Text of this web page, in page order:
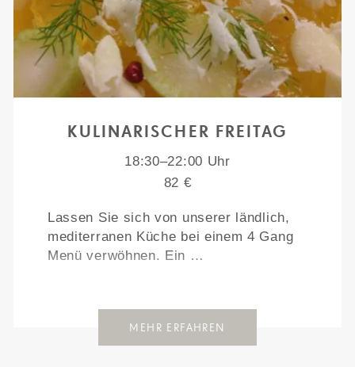
KULINARISCHER FREITAG
18:30–22:00 Uhr
82 €
Lassen Sie sich von unserer ländlich,
mediterranen Küche bei einem 4 Gang
Menü verwöhnen. Ein …
MEHR ERFAHREN